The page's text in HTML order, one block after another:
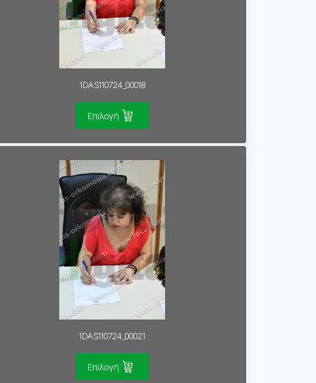
1DAS110724_00018
Επιλογή
1DAS110724_00021
Επιλογή